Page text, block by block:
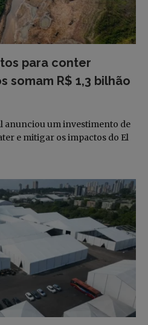
para conter
somam R$ 1,3 bilhão
anunciou um investimento de
e mitigar os impactos do El